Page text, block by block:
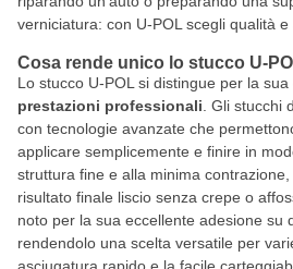
verniciatura: con U-POL scegli qualità e
Cosa rende unico lo stucco U-
Lo stucco U-POL si distingue per la sua
prestazioni professionali . Gli stucchi
con tecnologie avanzate che
applicare semplicemente e finire in
struttura fine e alla minima
risultato finale liscio senza crepe o
noto per la sua eccellente adesione su
rendendolo una scelta versatile per